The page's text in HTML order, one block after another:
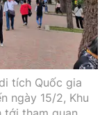
tích Quốc gia
ngày 15/2, Khu